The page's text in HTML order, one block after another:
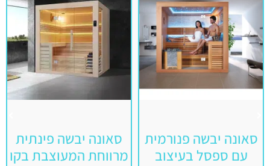
סאונה יבשה פנורמית
עם ספסל בעיצוב
סאונה יבשה פינתית
מרווחת המעוצבת בקו